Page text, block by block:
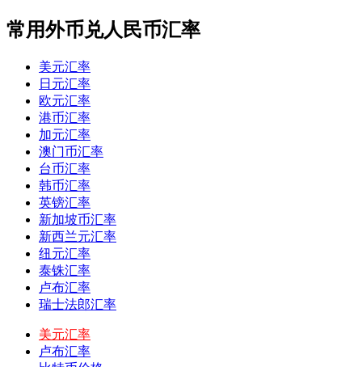
常用外币兑人民币汇率
美元汇率
日元汇率
欧元汇率
港币汇率
加元汇率
澳门币汇率
台币汇率
韩币汇率
英镑汇率
新加坡币汇率
新西兰元汇率
纽元汇率
泰铢汇率
卢布汇率
瑞士法郎汇率
美元汇率
卢布汇率